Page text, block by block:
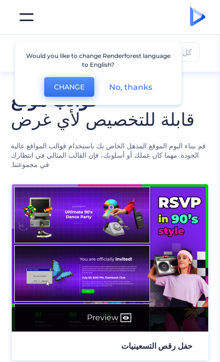
قوالب موقع
قابلة للتخصيص لأي غرض
قم ببناء اليوم الموقع المذهل الخاص بك باستخدام قوالب المواقع عالية
الجودة. مهما كان عملك أو أسلوبك، فإن القالب المثالي في انتظارك
في مجموعتنا.
كل القوالب
Preview
حفل رقص التسعينيات
Would you like to change Renderforest language
to English?
CHANGE No, thanks